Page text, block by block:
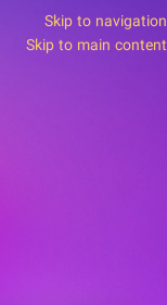
Skip to navigation
Skip to main content